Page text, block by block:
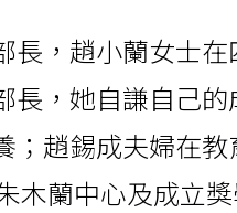
長，趙小蘭女士
長，她自謙自己
；趙錫成夫婦在
木蘭中心及成立